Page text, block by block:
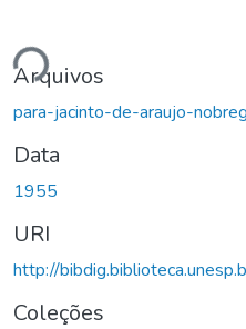
Arquivos
para-jacinto-de-araujo-
Data
1955
URI
http://
Coleções